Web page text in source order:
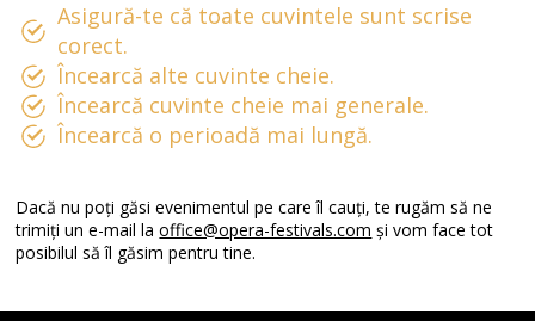
Asigură-te că toate cuvintele sunt scrise
corect.
Încearcă alte cuvinte cheie.
Încearcă cuvinte cheie mai generale.
Încearcă o perioadă mai lungă.
Dacă nu poți găsi evenimentul pe care îl cauți, te rugăm să ne
trimiți un e-mail laoffice@opera-festivals.com și vom face tot
posibilul să îl găsim pentru tine.